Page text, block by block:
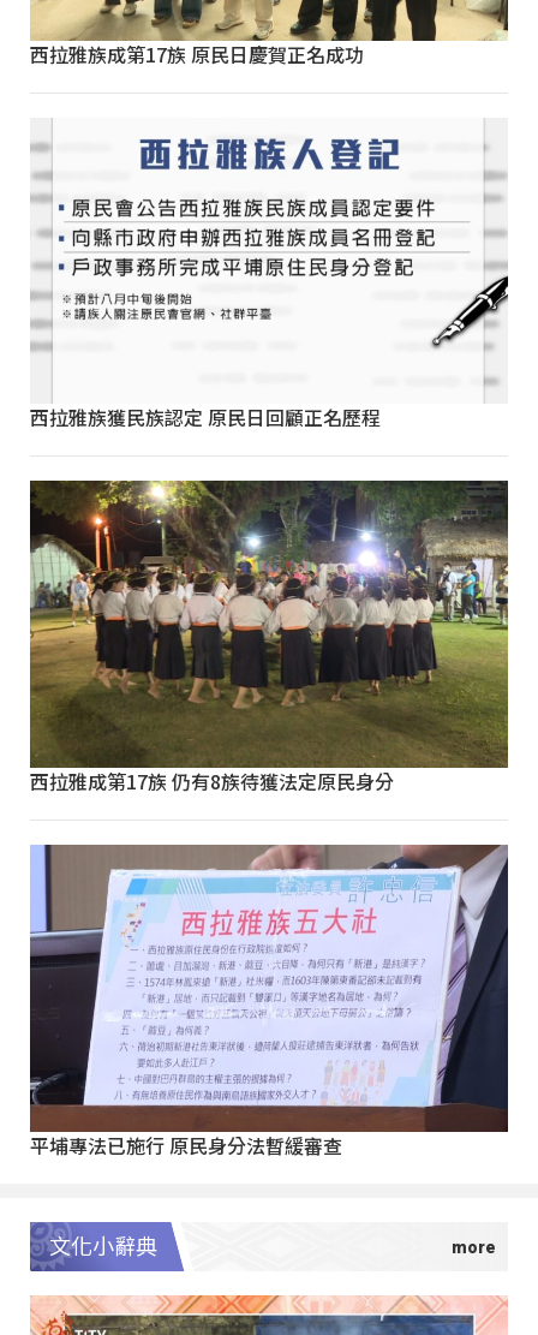
西拉雅族成第17族 原民日慶賀正名成功
西拉雅族獲民族認定 原民日回顧正名歷程
西拉雅成第17族 仍有8族待獲法定原民身分
平埔專法已施行 原民身分法暫緩審查
文化小辭典